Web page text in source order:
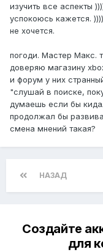
изучить все аспекты
успокоюсь кажется.
не хочется.
погоди. Мастер Макс.
доверяю магазину
и форум у них
"слушай в поиске,
думаешь если бы
продолжал бы
смена мнений такая?
НАЗАД
Создайте
для